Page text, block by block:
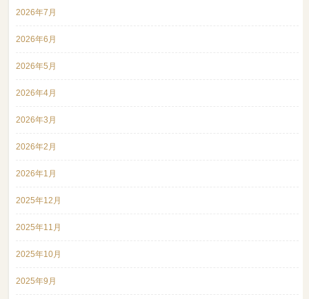
2026年7月
2026年6月
2026年5月
2026年4月
2026年3月
2026年2月
2026年1月
2025年12月
2025年11月
2025年10月
2025年9月